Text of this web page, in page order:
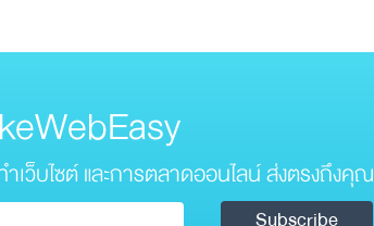
เว็บไซต์ และการตลาดออนไลน์ ส่งตรงถึงคุณ